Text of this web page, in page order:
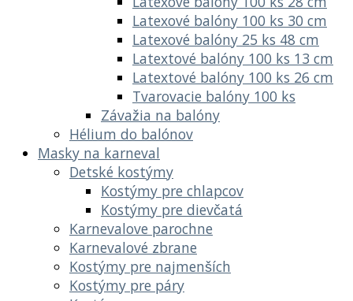
Latexové balóny 100 ks 30 cm
Latexové balóny 25 ks 48 cm
Latextové balóny 100 ks 13 cm
Latextové balóny 100 ks 26 cm
Tvarovacie balóny 100 ks
Závažia na balóny
Hélium do balónov
Masky na karneval
Detské kostýmy
Kostýmy pre chlapcov
Kostýmy pre dievčatá
Karnevalove parochne
Karnevalové zbrane
Kostýmy pre najmenších
Kostýmy pre páry